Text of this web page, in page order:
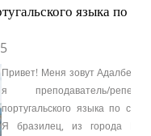
языка по
Привет! Меня зовут
я преподаватель/
португальского языка по
Я бразилец, из города